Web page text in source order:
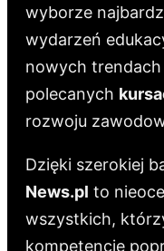
wyborze
wydarzeń
nowych
polecanych
rozwoju
Dzięki szerokiej
News.pl to
wszystkich,
kompetencje